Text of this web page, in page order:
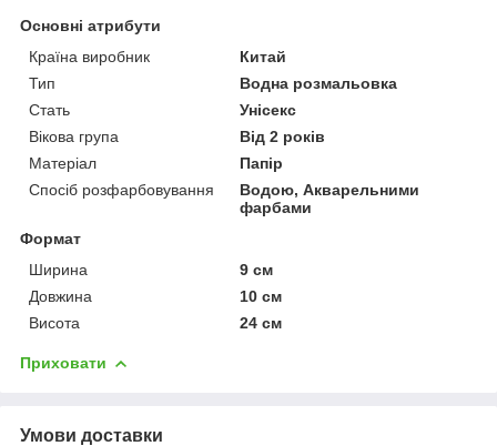
Основні атрибути
Країна виробник
Китай
Тип
Водна розмальовка
Стать
Унісекс
Вікова група
Від 2 років
Матеріал
Папір
Спосіб розфарбовування
Водою, Акварельними
фарбами
Формат
Ширина
9 см
Довжина
10 см
Висота
24 см
Приховати
Умови доставки